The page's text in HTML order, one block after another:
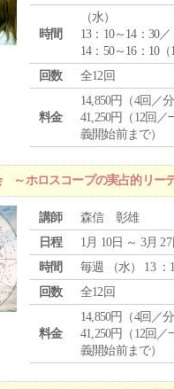
時間
（水）
13：10～14：30／
14：50～16：10（
回数
全12回
料金
14,850円（4回／
41,250円（12回
義開始前まで）
～ホロスコープの実占的リー
講師
森信 彰雄
日程
1月 10日 ～ 3月 27
時間
毎週 （水） 13 ：
回数
全12回
料金
14,850円（4回／
41,250円（12回
義開始前まで）